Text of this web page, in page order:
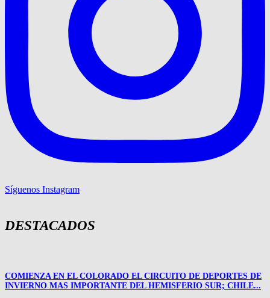
Síguenos Instagram
DESTACADOS
COMIENZA EN EL COLORADO EL CIRCUITO DE DEPORTES DE
INVIERNO MAS IMPORTANTE DEL HEMISFERIO SUR; CHILE...